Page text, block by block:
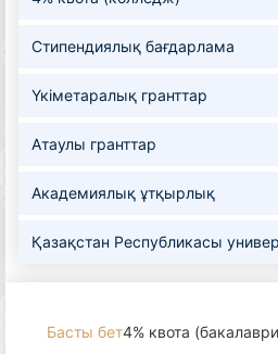
Стипендиялық бағдарлама
Үкіметаралық гранттар
Атаулы гранттар
Академиялық ұтқырлық
Қазақстан Республикасы
Басты бет4% квота